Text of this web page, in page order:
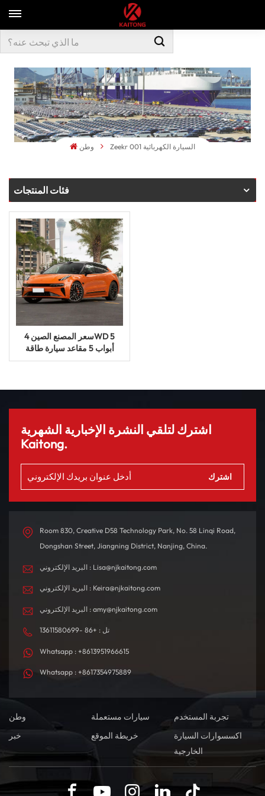
وطن Zeekr 001 السيارة الكهربائية
فئات المنتجات
سعر المصنع الصين 4WD 5
أبواب 5 مقاعد سيارة طاقة
جديدة Zeekr كل جديد 001
اشترك لتلقي النشرة الإخبارية الشهرية
Kaitong.
Room 830, Creative D58 Technology Park, No. 58 Linqi Road,
Dongshan Street, Jiangning District, Nanjing, China.
البريد الإلكتروني : Lisa@njkaitong.com
البريد الإلكتروني : Keira@njkaitong.com
البريد الإلكتروني : amy@njkaitong.com
تل : +86 -13611580699
Whatsapp : +8613951966615
Whatsapp : +8617354975889
وطن سيارات مستعملة
تجربة المستخدم
خبر
خريطة الموقع
اكسسوارات السيارة
الخارجية